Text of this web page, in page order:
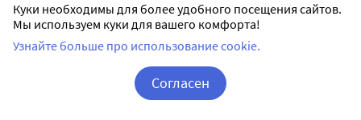
гинекологическое обследование (включая
исследование молочных желез и цитологическое
исследование цервикальной слизи), исключить
беременность. Кроме того, следует исключить
нарушения системы свертывания крови. Периодически
Куки необходимы для более удобного посещения сайтов.
Мы используем куки для вашего комфорта!
Узнайте больше про использование cookie.
Согласен